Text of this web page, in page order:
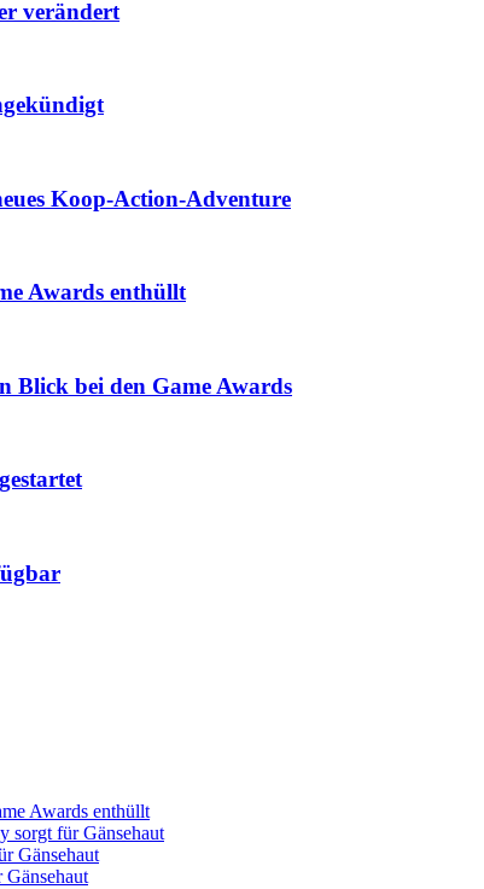
verändert
Koop-Action-Adventure
Awards enthüllt
Blick bei den Game Awards
Awards enthüllt
sorgt für Gänsehaut
Gänsehaut